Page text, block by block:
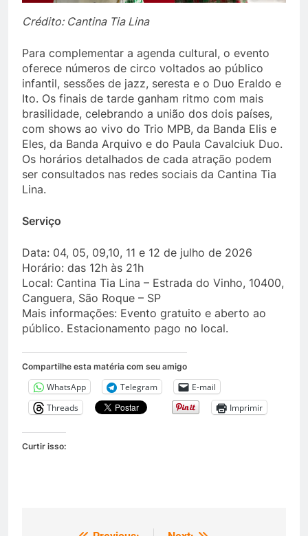
Crédito: Cantina Tia Lina
Para complementar a agenda cultural, o evento
oferece números de circo voltados ao público
infantil, sessões de jazz, seresta e o Duo Eraldo e
Ito. Os finais de tarde ganham ritmo com mais
brasilidade, celebrando a união dos dois países,
com shows ao vivo do Trio MPB, da Banda Elis e
Eles, da Banda Arquivo e do Paula Cavalciuk Duo.
Os horários detalhados de cada atração podem
ser consultados nas redes sociais da Cantina Tia
Lina.
Serviço
Data: 04, 05, 09,10, 11 e 12 de julho de 2026
Horário: das 12h às 21h
Local: Cantina Tia Lina – Estrada do Vinho, 10400,
Canguera, São Roque – SP
Mais informações: Evento gratuito e aberto ao
público. Estacionamento pago no local.
Compartilhe esta matéria com seu amigo
WhatsApp Telegram
E-mail
Threads
Imprimir
Curtir isso: